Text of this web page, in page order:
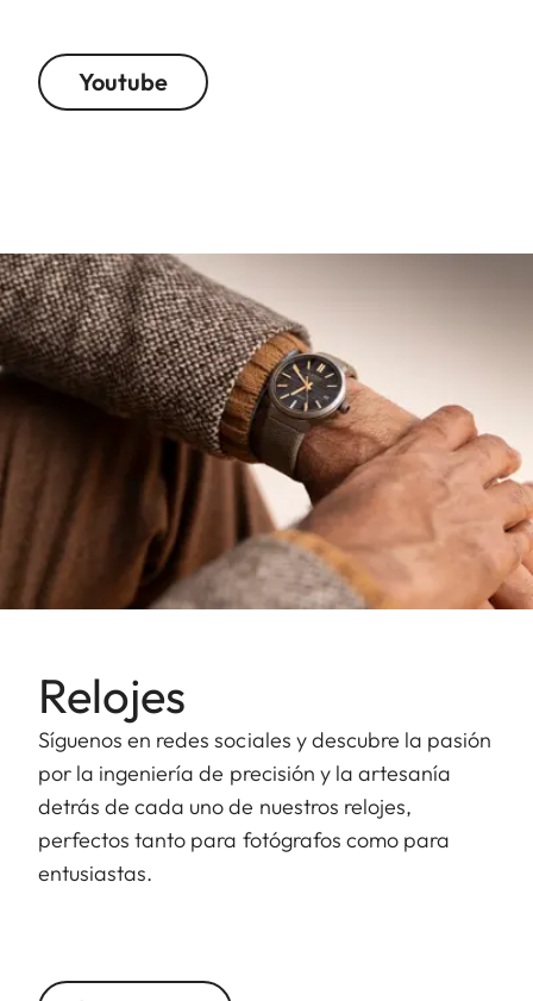
Youtube
Relojes
Síguenos en redes sociales y descubre la pasión
por la ingeniería de precisión y la artesanía
detrás de cada uno de nuestros relojes,
perfectos tanto para fotógrafos como para
entusiastas.